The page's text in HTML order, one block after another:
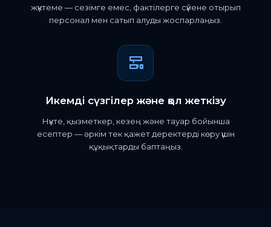
жүктеме — сезімге емес, фактілерге сүйене отырып
персонал мен сатып алуды жоспарлаңыз.
Икемді сүзгілер және қол жеткізу
Нүкте, қызметкер, кезең және тауар бойынша
есептер — әркім тек қажет деректерді көру үшін
құқықтарды баптаңыз.